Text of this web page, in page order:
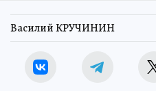
Василий КРУЧИНИН